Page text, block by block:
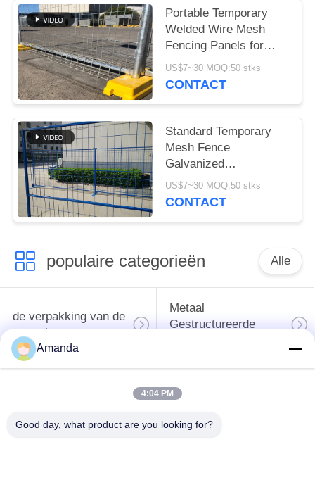
Portable Temporary
Welded Wire Mesh
Fencing Panels for
Events
US$7~30 MOQ:50 stks
CONTACT
Standard Temporary
Mesh Fence
Galvanized
Construction Fencing
US$7~30 MOQ:50 stks
CONTACT
populaire categorieën Alle
de verpakking van de
metaaltoren
Metaal
Gestructureerde
gabion gaas
Amanda
4:04 PM
Good day, what product are you looking for?